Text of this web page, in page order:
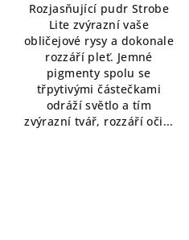
z
5
hvězdiček.
Rozjasňující pudr Strobe
Lite zvýrazní vaše
obličejové rysy a dokonale
rozzáří pleť. Jemné
pigmenty spolu se
třpytivými částečkami
odráží světlo a tím
zvýrazní tvář, rozzáří oči...